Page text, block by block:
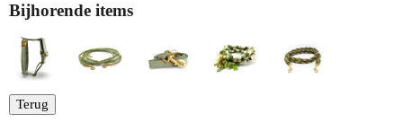
Bijhorende items
Terug